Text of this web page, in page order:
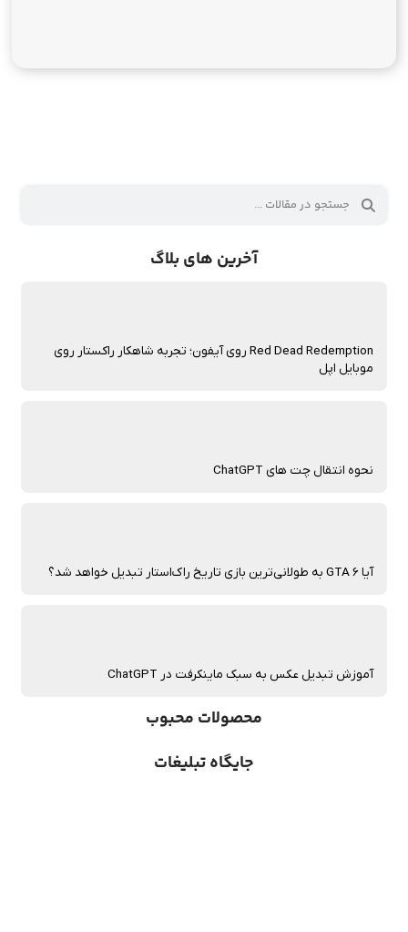
آخرین های بلاگ
Red Dead Redemption روی آیفون؛ تجربه شاهکار راکستار روی
موبایل اپل
نحوه انتقال چت‌ های ChatGPT
آیا GTA 6 به طولانی‌ترین بازی تاریخ راک‌استار تبدیل خواهد شد؟
آموزش تبدیل عکس به سبک ماینکرفت در ChatGPT
محصولات محبوب
جایگاه تبلیغات